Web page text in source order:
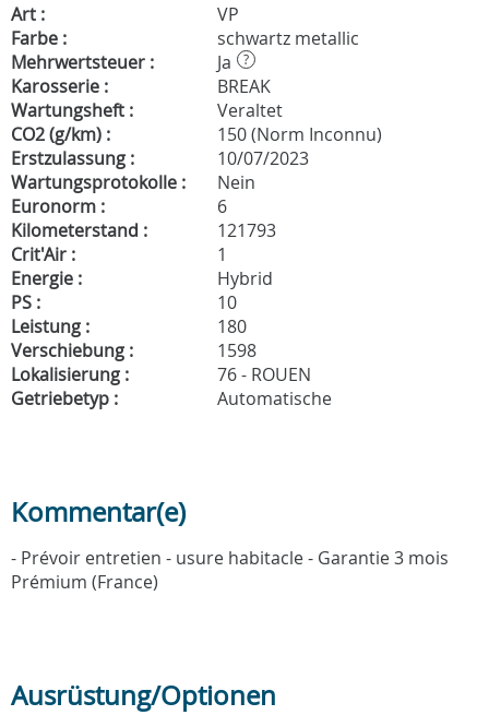
Art :
VP
Farbe :
schwartz metallic
Mehrwertsteuer :
Ja ?
Karosserie :
BREAK
Wartungsheft :
Veraltet
CO2 (g/km) :
150 (Norm Inconnu)
Erstzulassung :
10/07/2023
Wartungsprotokolle :
Nein
Euronorm :
6
Kilometerstand :
121793
Crit'Air :
1
Energie :
Hybrid
PS :
10
Leistung :
180
Verschiebung :
1598
Lokalisierung :
76 - ROUEN
Getriebetyp :
Automatische
Kommentar(e)
- Prévoir entretien - usure habitacle - Garantie 3 mois
Prémium (France)
Ausrüstung/Optionen